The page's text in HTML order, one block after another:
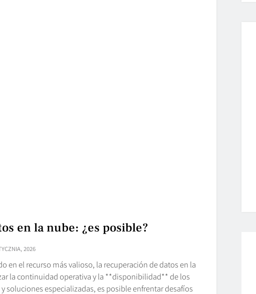
en la nube: ¿es posible?
2026
en el recurso más valioso, la recuperación de datos en la
la continuidad operativa y la **disponibilidad** de los
soluciones especializadas, es posible enfrentar desafíos